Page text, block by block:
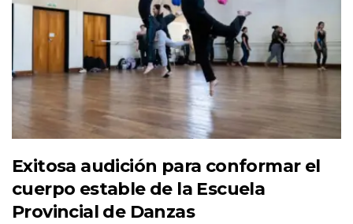
Exitosa audición para conformar el
cuerpo estable de la Escuela
Provincial de Danzas